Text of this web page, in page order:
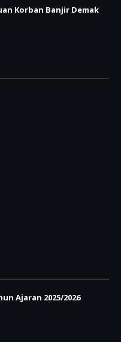
Korban Banjir Demak
Ajaran 2025/2026